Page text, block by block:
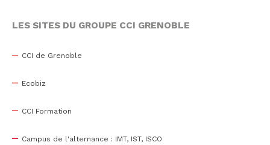
LES SITES DU GROUPE CCI GRENOBLE
CCI de Grenoble
Ecobiz
CCI Formation
Campus de l'alternance : IMT, IST, ISCO